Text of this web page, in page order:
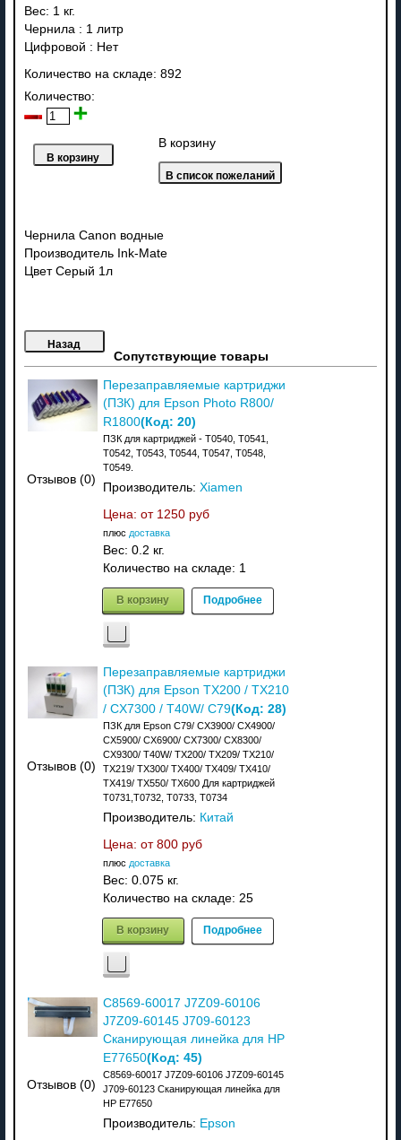
Вес: 1 кг.
Чернила : 1 литр
Цифровой : Нет
Количество на складе: 892
Количество:
В корзину
Чернила Canon водные
Производитель Ink-Mate
Цвет Серый 1л
Сопутствующие товары
Отзывов (0)
Перезаправляемые картриджи
(ПЗК) для Epson Photo R800/
R1800(Код: 20)
ПЗК для картриджей - T0540, T0541,
T0542, T0543, T0544, T0547, T0548,
T0549.
Производитель: Xiamen
Цена: от 1250 руб
плюс доставка
Вес: 0.2 кг.
Количество на складе: 1
В корзину Подробнее
Отзывов (0)
Перезаправляемые картриджи
(ПЗК) для Epson TX200 / TX210
/ CX7300 / T40W/ C79(Код: 28)
ПЗК для Epson C79/ CX3900/ CX4900/
CX5900/ CX6900/ CX7300/ CX8300/
CX9300/ T40W/ TX200/ TX209/ TX210/
TX219/ TX300/ TX400/ TX409/ TX410/
TX419/ TX550/ TX600 Для картриджей
T0731,T0732, T0733, T0734
Производитель: Китай
Цена: от 800 руб
плюс доставка
Вес: 0.075 кг.
Количество на складе: 25
В корзину Подробнее
Отзывов (0)
C8569-60017 J7Z09-60106
J7Z09-60145 J709-60123
Сканирующая линейка для HP
E77650(Код: 45)
C8569-60017 J7Z09-60106 J7Z09-60145
J709-60123 Сканирующая линейка для
HP E77650
Производитель: Epson